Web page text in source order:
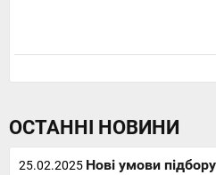
ОСТАННІ НОВИНИ
25.02.2025 Нові умови